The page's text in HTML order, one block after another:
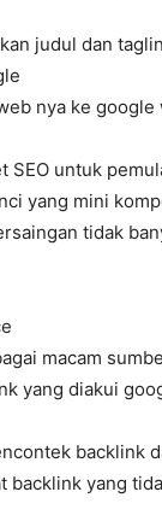
judul dan
nya ke
SEO untuk
yang mini
tidak
macam
yang diakui
backlink
backlink yang